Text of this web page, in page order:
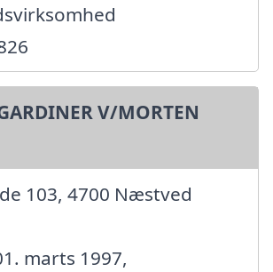
V/MORTEN
103, 4700 Næstved
marts 1997,